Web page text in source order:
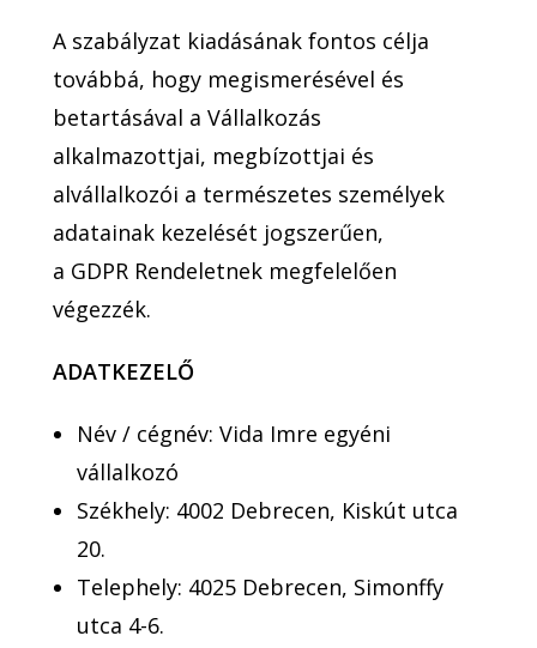
A szabályzat kiadásának fontos célja
továbbá, hogy megismerésével és
betartásával a Vállalkozás
alkalmazottjai, megbízottjai és
alvállalkozói a természetes személyek
adatainak kezelését jogszerűen,
a GDPR Rendeletnek megfelelően
végezzék.
ADATKEZELŐ
Név / cégnév: Vida Imre egyéni
vállalkozó
Székhely: 4002 Debrecen, Kiskút utca
20.
Telephely: 4025 Debrecen, Simonffy
utca 4-6.